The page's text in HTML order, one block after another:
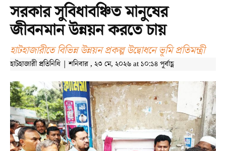
সরকার সুবিধাবঞ্চিত মানুষের
জীবনমান উন্নয়ন করতে চায়
হাটহাজারীতে বিভিন্ন উন্নয়ন প্রকল্প উদ্বোধনে ভূমি প্রতিমন্ত্রী
হাটহাজারী প্রতিনিধি | শনিবার , ২৩ মে, ২০২৬ at ১০:১৪ পূর্বাহ্ণ